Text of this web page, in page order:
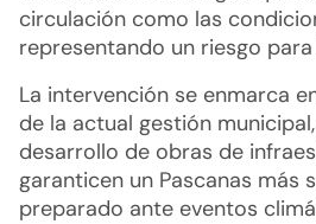
circulación como las
representando un riesgo
La intervención se enmarca
de la actual gestión
desarrollo de obras de
garanticen un Pascanas más
preparado ante eventos